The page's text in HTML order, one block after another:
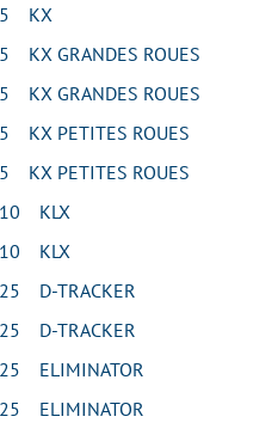
KX
GRANDES ROUES
GRANDES ROUES
PETITES ROUES
PETITES ROUES
KLX
KLX
D-TRACKER
D-TRACKER
ELIMINATOR
ELIMINATOR